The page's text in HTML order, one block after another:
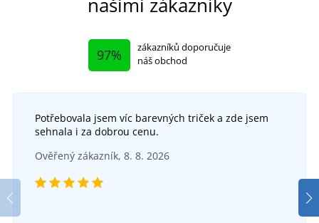
97%
zákazníků doporučuje
náš obchod
Potřebovala jsem víc barevných triček a zde jsem
sehnala i za dobrou cenu.
Ověřený zákazník, 8. 8. 2026